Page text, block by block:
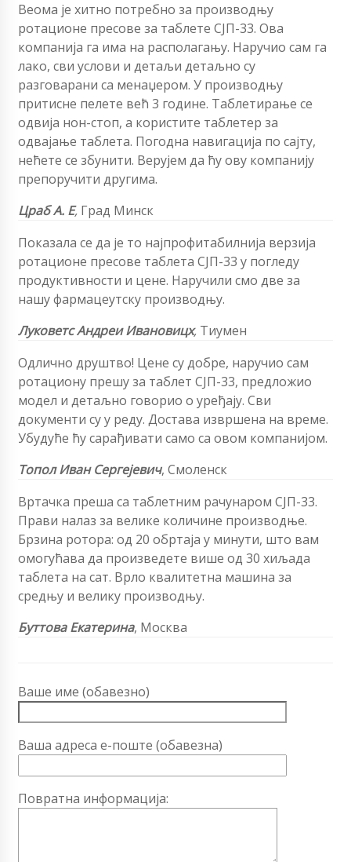
Веома је хитно потребно за производњу
ротационе пресове за таблете СЈП-33. Ова
компанија га има на располагању. Наручио сам га
лако, сви услови и детаљи детаљно су
разговарани са менаџером. У производњу
притисне пелете већ 3 године. Таблетирање се
одвија нон-стоп, а користите таблетер за
одвајање таблета. Погодна навигација по сајту,
нећете се збунити. Верујем да ћу ову компанију
препоручити другима.
Цраб А. Е, Град Минск
Показала се да је то најпрофитабилнија верзија
ротационе пресове таблета СЈП-33 у погледу
продуктивности и цене. Наручили смо две за
нашу фармацеутску производњу.
Луковетс Андреи Ивановицх, Тиумен
Одлично друштво! Цене су добре, наручио сам
ротациону прешу за таблет СЈП-33, предложио
модел и детаљно говорио о уређају. Сви
документи су у реду. Достава извршена на време.
Убудуће ћу сарађивати само са овом компанијом.
Топол Иван Сергејевич, Смоленск
Вртачка преша са таблетним рачунаром СЈП-33.
Прави налаз за велике количине производње.
Брзина ротора: од 20 обртаја у минути, што вам
омогућава да произведете више од 30 хиљада
таблета на сат. Врло квалитетна машина за
средњу и велику производњу.
Буттова Екатерина, Москва
Ваше име (обавезно)
Ваша адреса е-поште (обавезна)
Повратна информација: